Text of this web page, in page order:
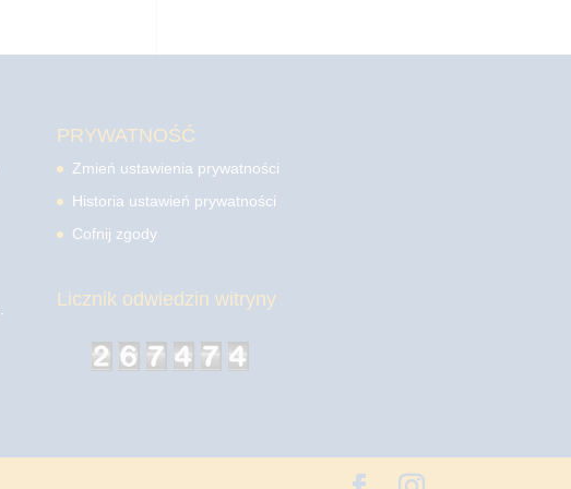
PRYWATNOŚĆ
Zmień ustawienia prywatności
Historia ustawień prywatności
Cofnij zgody
Licznik odwiedzin witryny